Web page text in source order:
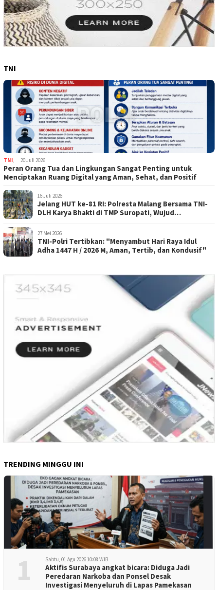
TNI
TNI 20 Juli 2026
Peran Orang Tua dan Lingkungan Sangat Penting untuk
Menciptakan Ruang Digital yang Aman, Sehat, dan Positif
16 Juli 2026
Jelang HUT ke-81 RI: Polresta Malang Bersama TNI-
DLH Karya Bhakti di TMP Suropati, Wujud
27 Mei 2026
TNI-Polri Tertibkan: "Menyambut Hari Raya Idul
Adha 1447 H / 2026 M, Aman, Tertib, dan Kondusif"
TRENDING MINGGU INI
1 Sabtu, 01 Agu 2026 10:08 WIB
Aktifis Surabaya angkat bicara: Diduga Jadi
Peredaran Narkoba dan Ponsel Desak
Investigasi Menyeluruh di Lapas Pamekasan